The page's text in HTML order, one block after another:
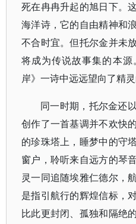
死在冉冉升起的旭日下。
海洋诗，它的自由精神和
不合时宜。但托尔金并未
将成为传说故事集的本
岸》一诗中远远望向了精灵
同一时期，托尔金还
创作了一首基调并不欢快
的珍珠塔上，睡梦中的守
窗户，聆听来自远方的琴
灵一同追随埃雅仁德尔，
是指引航行的辉煌信标，
比此更封闭、孤独和隔绝